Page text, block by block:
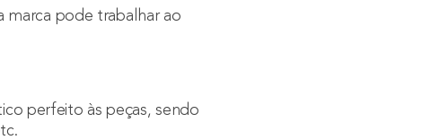
marca pode trabalhar ao
perfeito às peças, sendo